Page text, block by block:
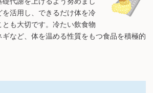
を活用し、できるだけ体を冷
も大切です。冷たい飲食物
など、体を温める性質をもつ食品を積極的